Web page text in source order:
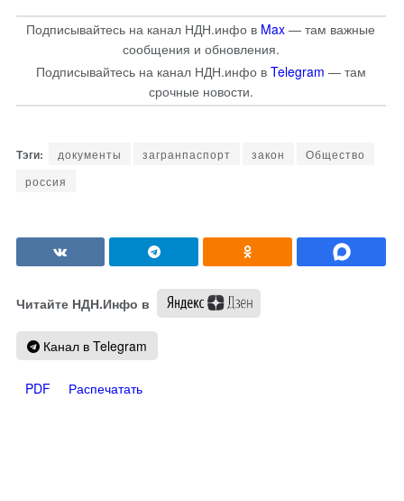
Подписывайтесь на канал НДН.инфо в Max — там важные
сообщения и обновления.
Подписывайтесь на канал НДН.инфо в Telegram — там
срочные новости.
документы загранпаспорт закон
Общество
россия
Читайте НДН.Инфо в
Канал в Telegram
PDF Распечатать